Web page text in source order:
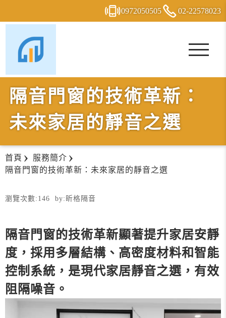
0972050505 02-22578023
隔音門窗的技術革新：
未來家居的靜音之選
首頁
服務簡介
隔音門窗的技術革新：未來家居的靜音之選
瀏覽次數: 146 by: 昕格隔音
隔音門窗的技術革新顯著提升家居安靜
度，採用多層結構、高密度材料和智能
控制系統，是現代家居靜音之選，有效
阻隔噪音。